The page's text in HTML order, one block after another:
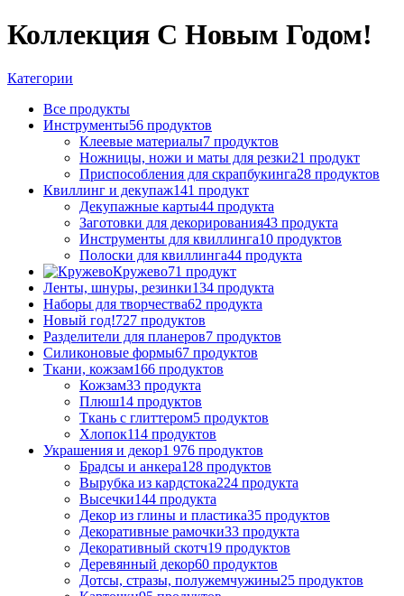
Коллекция С Новым Годом!
Категории
Все продукты
Инструменты56 продуктов
Клеевые материалы7 продуктов
Ножницы, ножи и маты для резки21 продукт
Приспособления для скрапбукинга28 продуктов
Квиллинг и декупаж141 продукт
Декупажные карты44 продукта
Заготовки для декорирования43 продукта
Инструменты для квиллинга10 продуктов
Полоски для квиллинга44 продукта
Кружево71 продукт
Ленты, шнуры, резинки134 продукта
Наборы для творчества62 продукта
Новый год!727 продуктов
Разделители для планеров7 продуктов
Силиконовые формы67 продуктов
Ткани, кожзам166 продуктов
Кожзам33 продукта
Плюш14 продуктов
Ткань с глиттером5 продуктов
Хлопок114 продуктов
Украшения и декор1 976 продуктов
Брадсы и анкера128 продуктов
Вырубка из кардстока224 продукта
Высечки144 продукта
Декор из глины и пластика35 продуктов
Декоративные рамочки33 продукта
Декоративный скотч19 продуктов
Деревянный декор60 продуктов
Дотсы, стразы, полужемчужины25 продуктов